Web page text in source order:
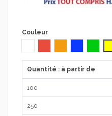
Couleur
Quantité : à partir de
100
250